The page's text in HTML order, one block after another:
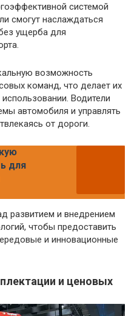
системой
смогут наслаждаться
ущерба для
возможность
команд, что делает их
Водители
автомобиля и управлять
от дороги.
для
развитием и внедрением
чтобы предоставить
и инновационные
и ценовых